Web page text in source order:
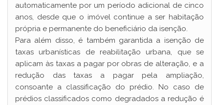
automaticamente por um período adicional de cinco
anos, desde que o imóvel continue a ser habitação
própria e permanente do beneficiário da isenção.
Para além disso, é também garantida a isenção de
taxas urbanísticas de reabilitação urbana, que se
aplicam às taxas a pagar por obras de alteração, e a
redução das taxas a pagar pela ampliação,
consoante a classificação do prédio. No caso de
prédios classificados como degradados a redução é